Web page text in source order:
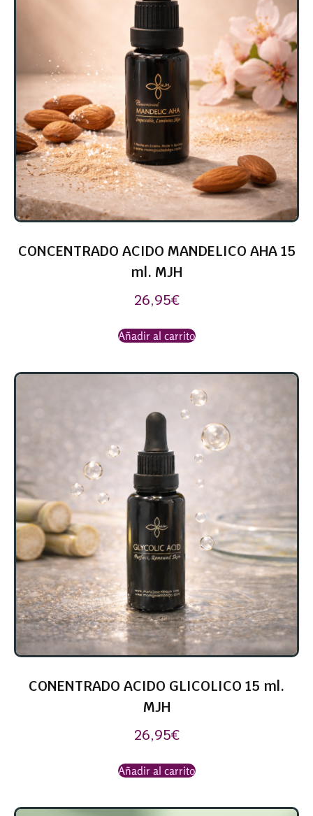
CONCENTRADO ACIDO MANDELICO AHA 15
ml. MJH
26,95€
Añadir al carrito
CONENTRADO ACIDO GLICOLICO 15 ml.
MJH
26,95€
Añadir al carrito